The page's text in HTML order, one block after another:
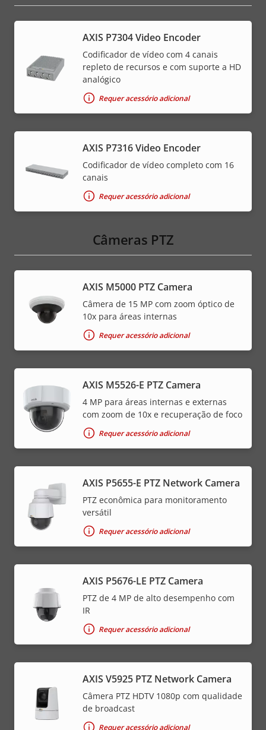
AXIS P7304 Video Encoder
Codificador de vídeo com 4 canais
repleto de recursos e com suporte a HD
analógico
Requer acessório adicional
AXIS P7316 Video Encoder
Codificador de vídeo completo com 16
canais
Requer acessório adicional
Câmeras PTZ
AXIS M5000 PTZ Camera
Câmera de 15 MP com zoom óptico de
10x para áreas internas
Requer acessório adicional
AXIS M5526-E PTZ Camera
4 MP para áreas internas e externas
com zoom de 10x e recuperação de foco
Requer acessório adicional
AXIS P5655-E PTZ Network Camera
PTZ econômica para monitoramento
versátil
Requer acessório adicional
AXIS P5676-LE PTZ Camera
PTZ de 4 MP de alto desempenho com
IR
Requer acessório adicional
AXIS V5925 PTZ Network Camera
Câmera PTZ HDTV 1080p com qualidade
de broadcast
Requer acessório adicional